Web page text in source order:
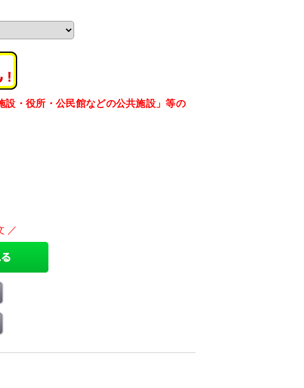
設・役所・公民館などの公共施設」等の